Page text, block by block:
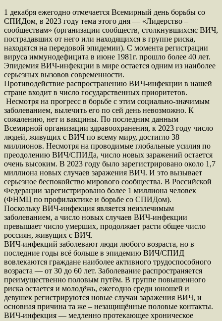
1 декабря ежегодно отмечается Всемирный день борьбы со
СПИДом, в 2023 году тема этого дня — «Лидерство –
сообществам» (организации сообществ, столкнувшихсяс ВИЧ,
пострадавших от него или находящихся в группе риска,
находятся на передовой эпидемии). С момента регистрации
вируса иммунодефицита в июне 1981г. прошло более 40 лет.
Эпидемия ВИЧ-инфекции в мире остается одним из наиболее
серьезных вызовов современности.
Противодействие распространению ВИЧ-инфекции в нашей
стране входит в число государственных приоритетов.
Несмотря на прогресс в борьбе с этим социально-значимым
заболеванием, вылечить его по сей день невозможно. К
сожалению, нет и вакцины. По последним данным
Всемирной организации здравоохранения, к 2023 году число
людей, живущих с ВИЧ по всему миру, достигло 38
миллионов. Несмотря на проводимые глобальные усилия по
преодолению ВИЧ/СПИДа, число новых заражений остается
очень высоким. В 2023 году было зарегистрировано около 1,7
миллиона новых случаев заражения ВИЧ. И это вызывает
серьезное беспокойство мирового сообщества. В Российской
Федерации зарегистрировано более 1 миллиона человек
(ФНМЦ по профилактике и борьбе со СПИДом).
Поскольку ВИЧ-инфекция является неизлечимым
заболеванием, а число новых случаев ВИЧ-инфекции
превышает число умерших, продолжает расти общее число
россиян, живущих с ВИЧ.
ВИЧ-инфекций заболевают люди любого возраста, но в
последние годы всё больше в эпидемию ВИЧ/СПИД
вовлекаются граждане наиболее активного трудоспособного
возраста — от 30 до 60 лет. Заболевание распространяется
преимущественно половым путём. В группе повышенного
риска остается и молодёжь, ежегодно среди юношей и
девушек регистрируются новые случаи заражения ВИЧ, и
основная причина та же – незащищённые половые контакты.
ВИЧ-инфекция — медленно протекающее хроническое